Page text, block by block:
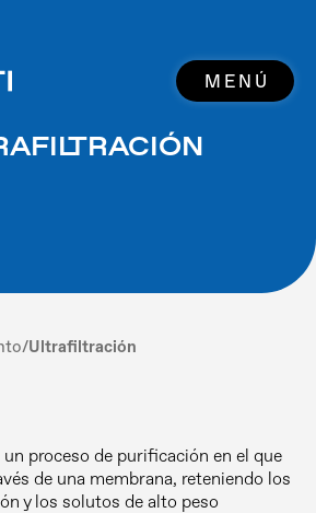
MENÚ
/Ultrafiltración
proceso de purificación en el que
de una membrana, reteniendo los
y los solutos de alto peso